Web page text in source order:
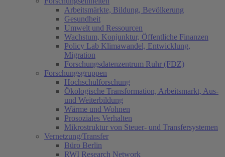
Arbeitsmärkte, Bildung, Bevölkerung
Gesundheit
Umwelt und Ressourcen
Wachstum, Konjunktur, Öffentliche Finanzen
Policy Lab Klimawandel, Entwicklung,
Migration
Forschungsdatenzentrum Ruhr (FDZ)
Forschungsgruppen
Hochschulforschung
Ökologische Transformation, Arbeitsmarkt, Aus-
und Weiterbildung
Wärme und Wohnen
Prosoziales Verhalten
Mikrostruktur von Steuer- und Transfersystemen
Vernetzung/Transfer
Büro Berlin
RWI Research Network